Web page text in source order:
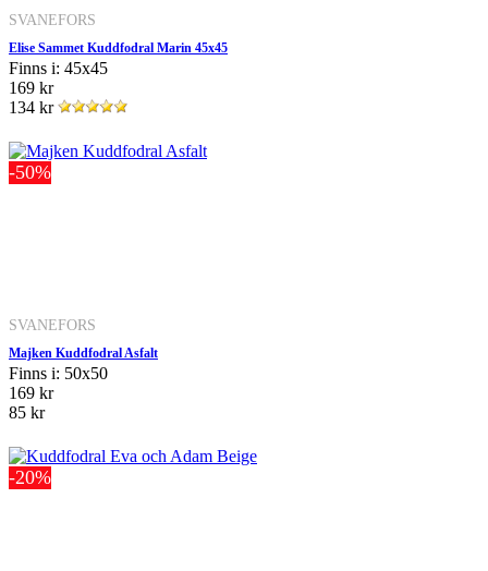
SVANEFORS
Elise Sammet Kuddfodral Marin 45x45
Finns i: 45x45
169 kr
134 kr
-50%
SVANEFORS
Majken Kuddfodral Asfalt
Finns i: 50x50
169 kr
85 kr
-20%